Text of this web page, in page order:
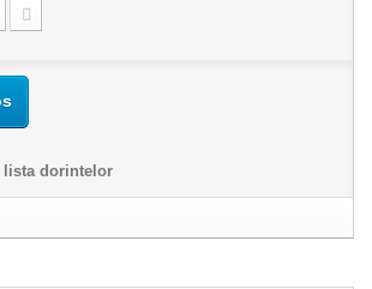
lista dorintelor